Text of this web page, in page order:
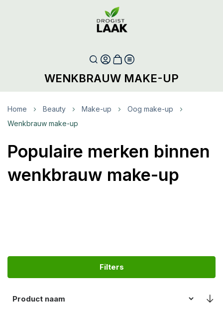
WENKBRAUW MAKE-UP
Home Beauty Make-up
Oog make-up
Wenkbrauw make-up
Populaire merken binnen
wenkbrauw make-up
Filters